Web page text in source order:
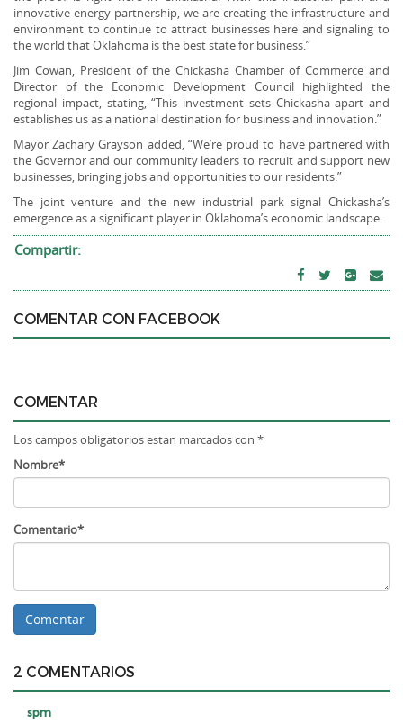
innovative energy partnership, we are creating the infrastructure and
environment to continue to attract businesses here and signaling to
the world that Oklahoma is the best state for business.”
Jim Cowan, President of the Chickasha Chamber of Commerce and
Director of the Economic Development Council highlighted the
regional impact, stating, “This investment sets Chickasha apart and
establishes us as a national destination for business and innovation.”
Mayor Zachary Grayson added, “We’re proud to have partnered with
the Governor and our community leaders to recruit and support new
businesses, bringing jobs and opportunities to our residents.”
The joint venture and the new industrial park signal Chickasha’s
emergence as a significant player in Oklahoma’s economic landscape.
Compartir:
COMENTAR CON FACEBOOK
COMENTAR
Los campos obligatorios estan marcados con *
Nombre*
Comentario*
2 COMENTARIOS
spm